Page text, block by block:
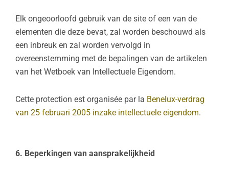
Elk ongeoorloofd gebruik van de site of een van de
elementen die deze bevat, zal worden beschouwd als
een inbreuk en zal worden vervolgd in
overeenstemming met de bepalingen van de artikelen
van het Wetboek van Intellectuele Eigendom.
Cette protection est organisée par la Benelux-verdrag
van 25 februari 2005 inzake intellectuele eigendom.
6. Beperkingen van aansprakelijkheid